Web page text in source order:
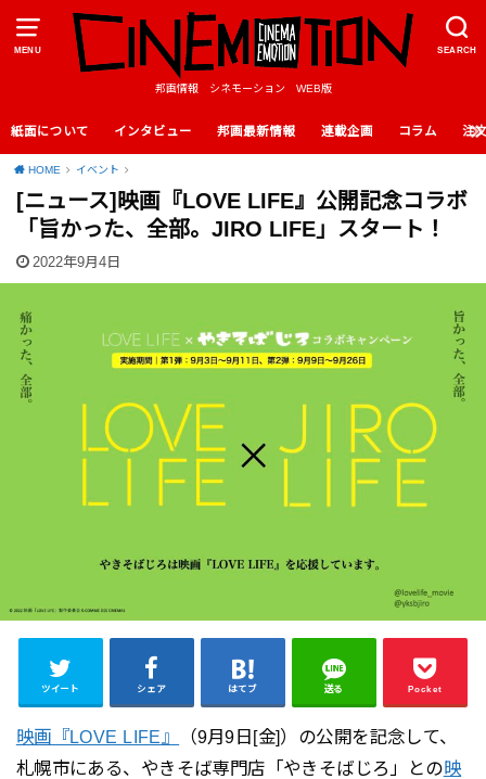
MENU SEARCH
邦画情報 シネモーション WEB版
紙面について インタビュー 邦画最新情報 連載企画 コラム 注
HOME イベント
[ニュース]映画『LOVE LIFE』公開記念コラボ
「旨かった、全部。JIRO LIFE」スタート！
2022年9月4日
ツイート シェア はてブ 送る Pocket
映画『LOVE LIFE』
（9月9日[金]）の公開を記念して、
札幌市にある、やきそば専門店「やきそばじろ」との映